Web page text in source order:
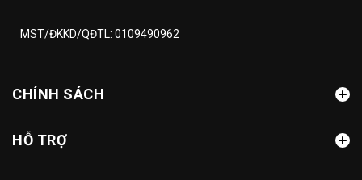
MST/ĐKKD/QĐTL: 0109490962
CHÍNH SÁCH
HỖ TRỢ